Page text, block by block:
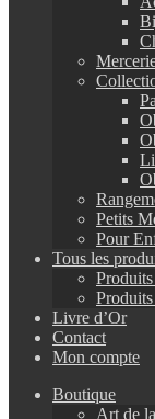
Petits
Pour
Tous les
Livre d’Or
Contact
Mon compte
Boutique
Art de